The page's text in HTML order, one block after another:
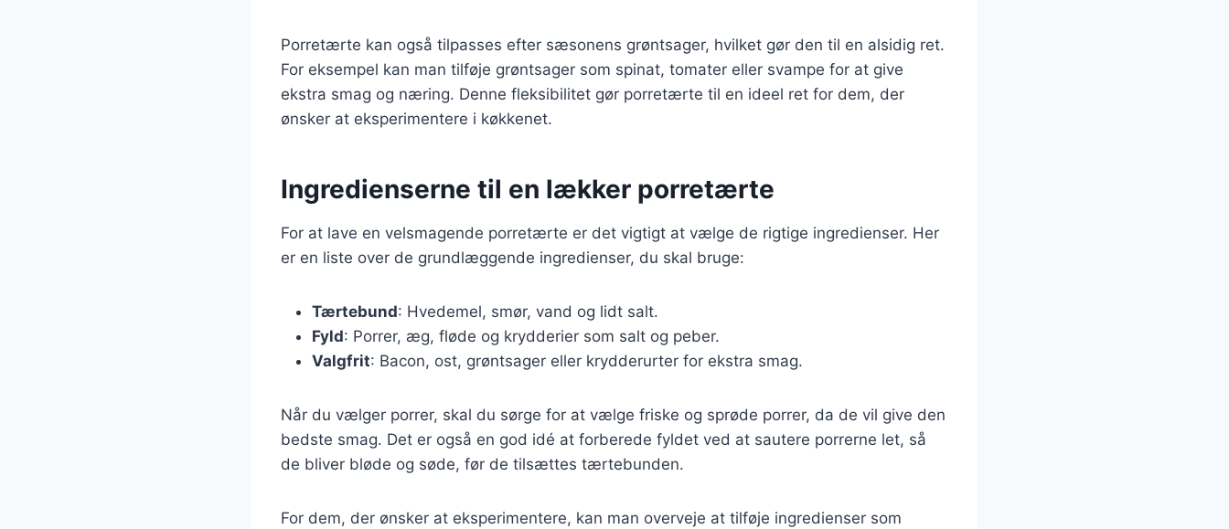
Porretærte kan også tilpasses efter sæsonens grøntsager, hvilket gør den til en alsidig ret.
For eksempel kan man tilføje grøntsager som spinat, tomater eller svampe for at give
ekstra smag og næring. Denne fleksibilitet gør porretærte til en ideel ret for dem, der
ønsker at eksperimentere i køkkenet.
Ingredienserne til en lækker porretærte
For at lave en velsmagende porretærte er det vigtigt at vælge de rigtige ingredienser. Her
er en liste over de grundlæggende ingredienser, du skal bruge:
Tærtebund: Hvedemel, smør, vand og lidt salt.
Fyld: Porrer, æg, fløde og krydderier som salt og peber.
Valgfrit: Bacon, ost, grøntsager eller krydderurter for ekstra smag.
Når du vælger porrer, skal du sørge for at vælge friske og sprøde porrer, da de vil give den
bedste smag. Det er også en god idé at forberede fyldet ved at sautere porrerne let, så
de bliver bløde og søde, før de tilsættes tærtebunden.
For dem, der ønsker at eksperimentere, kan man overveje at tilføje ingredienser som